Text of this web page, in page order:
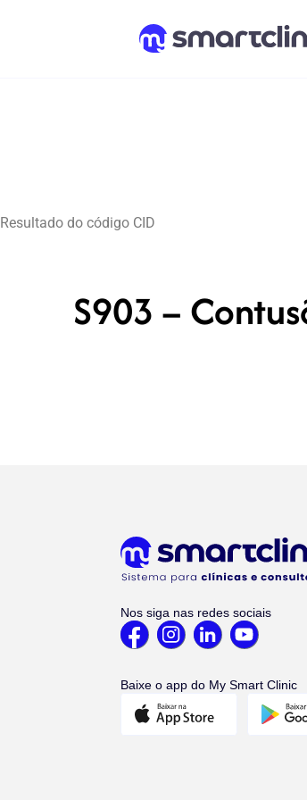
Resultado do código CID
S903 –
Nos siga nas redes sociais
Baixe o app do My Smart Clinic